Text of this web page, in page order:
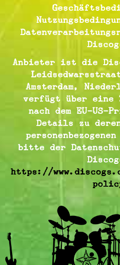
Anbieter ist die
Amsterdam,
verfügt über
nach dem EU-US-
Details zu deren
bitte der
https://